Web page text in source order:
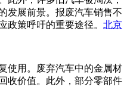
发展前景。报废汽车销售不
政策呼吁的重要途径。 北京
使用。废弃汽车中的金属材
收价值。此外，部分零部件